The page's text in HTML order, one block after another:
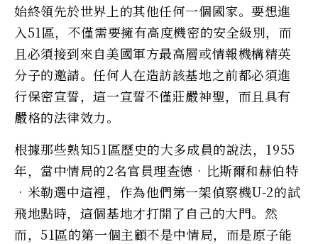
始終領先於世界上的其他任何一個國家。要想進
入51區，不僅需要擁有高度機密的安全級別，而
且必須接到來自美國軍方最高層或情報機構精英
分子的邀請。任何人在造訪該基地之前都必須進
行保密宣誓，這一宣誓不僅莊嚴神聖，而且具有
嚴格的法律效力。
根據那些熟知51區歷史的大多成員的說法，1955
年，當中情局的2名官員理查德•比斯爾和赫伯特
•米勒選中這裡，作為他們第一架偵察機U-2的試
飛地點時，這個基地才打開了自己的大門。然
而，51區的第一個主顧不是中情局，而是原子能